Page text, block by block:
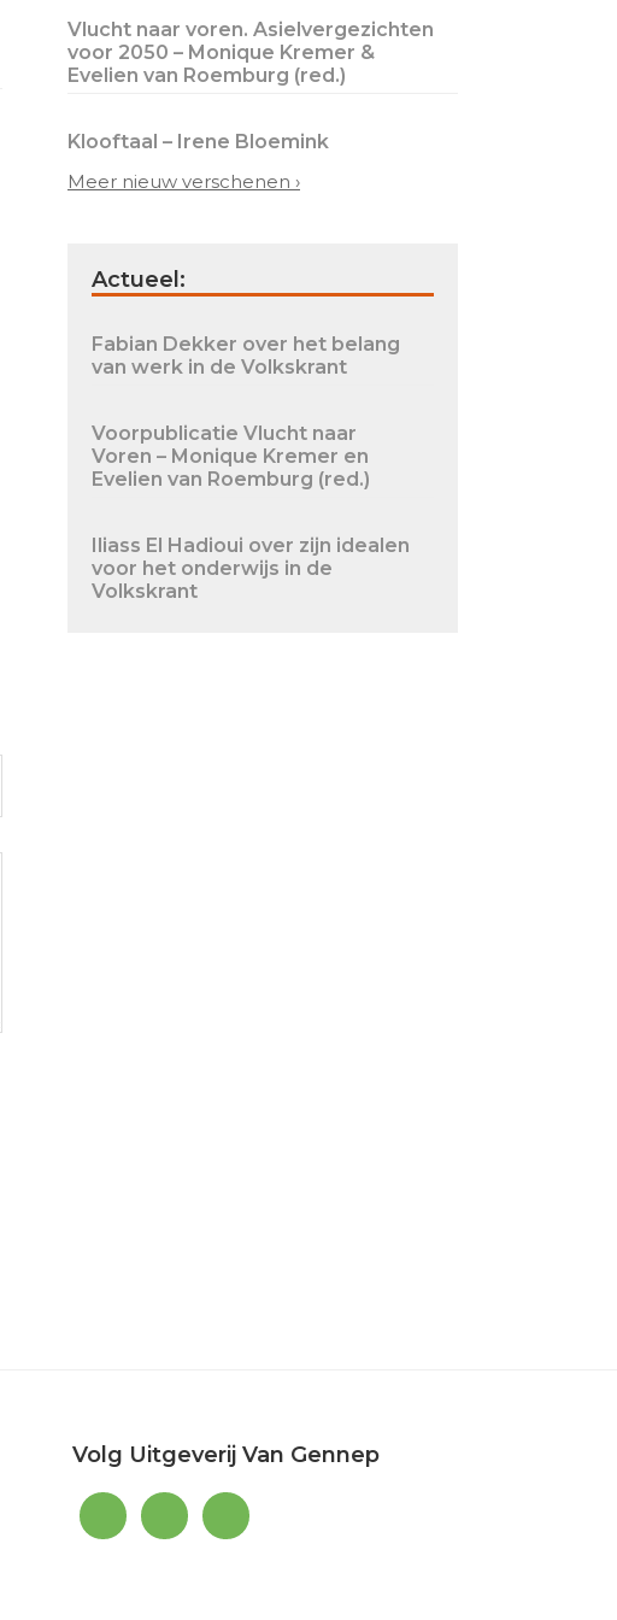
Vlucht naar voren. Asielvergezichten
voor 2050 – Monique Kremer &
Evelien van Roemburg (red.)
Klooftaal – Irene Bloemink
Meer nieuw verschenen ›
Actueel:
Fabian Dekker over het belang
van werk in de Volkskrant
Voorpublicatie Vlucht naar
Voren – Monique Kremer en
Evelien van Roemburg (red.)
Iliass El Hadioui over zijn idealen
voor het onderwijs in de
Volkskrant
Volg Uitgeverij Van Gennep